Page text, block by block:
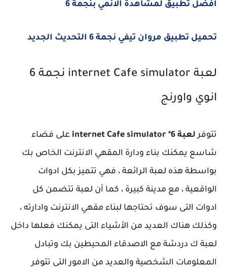
أفضل تطبيق لمشاهدة الانمي بنجمة 6
تحميل تطبيق مروان تيفي نجمة 6 التحديث الجديد
لعبة internet Cafe simulator نجمة 6
انوي واورنج
تتوفرلعبة internet Cafe simulator *6
على فضاء
شاسع يمكنك بناء ودارة المقهي الانترنت الخاص بك
بواسطة هذه لعبة الرائعة ، فهي تتميز بكل ادوات
الواقعية ، مع مدينة كبيرة ، كما أن لعبة تتضمن كل
ادوات التى سوف تحتاجها لبناء مقهي الانترنت وادارته ،
وكذلك هناك العديد من الأشياء التى يمكنك فعلها داخل
لعبة ك دردشة مع الاصدقاء المحيطين بك وتبادل
المعلومات الشخصية والعديد من الامور التى تتوفر